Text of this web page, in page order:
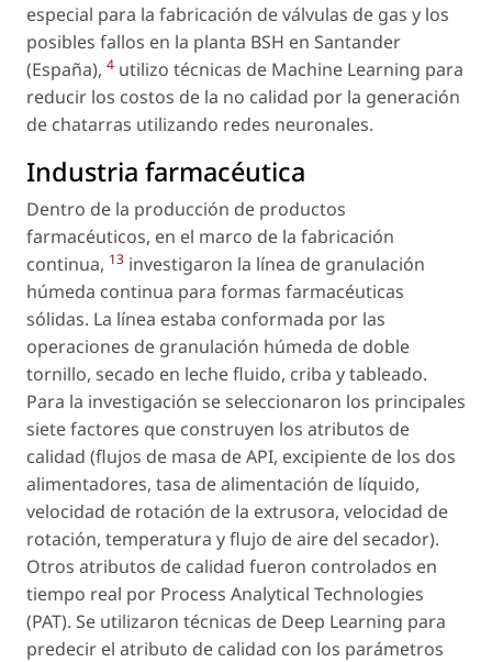
especial para la fabricación de válvulas de gas y los
posibles fallos en la planta BSH en Santander
(España), 4 utilizo técnicas de Machine Learning para
reducir los costos de la no calidad por la generación
de chatarras utilizando redes neuronales.
Industria farmacéutica
Dentro de la producción de productos
farmacéuticos, en el marco de la fabricación
continua, 13 investigaron la línea de granulación
húmeda continua para formas farmacéuticas
sólidas. La línea estaba conformada por las
operaciones de granulación húmeda de doble
tornillo, secado en leche fluido, criba y tableado.
Para la investigación se seleccionaron los principales
siete factores que construyen los atributos de
calidad (flujos de masa de API, excipiente de los dos
alimentadores, tasa de alimentación de líquido,
velocidad de rotación de la extrusora, velocidad de
rotación, temperatura y flujo de aire del secador).
Otros atributos de calidad fueron controlados en
tiempo real por Process Analytical Technologies
(PAT). Se utilizaron técnicas de Deep Learning para
predecir el atributo de calidad con los parámetros